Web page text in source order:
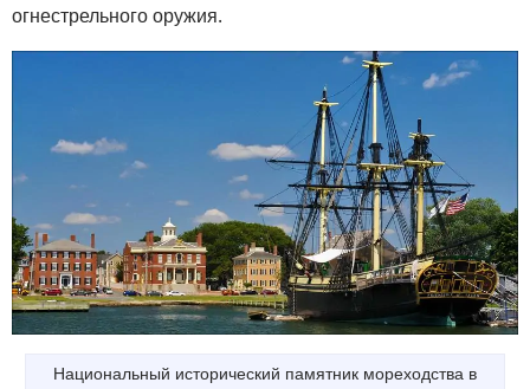
огнестрельного оружия.
Национальный исторический памятник мореходства в